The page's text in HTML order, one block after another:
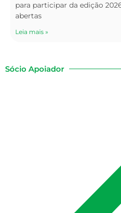
para participar da edição
abertas
Leia mais »
Sócio Apoiador